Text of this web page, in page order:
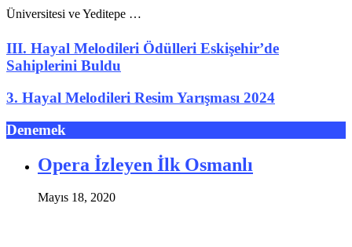
Üniversitesi ve Yeditepe …
III. Hayal Melodileri Ödülleri Eskişehir’de
Sahiplerini Buldu
3. Hayal Melodileri Resim Yarışması 2024
Denemek
Opera İzleyen İlk Osmanlı
Mayıs 18, 2020